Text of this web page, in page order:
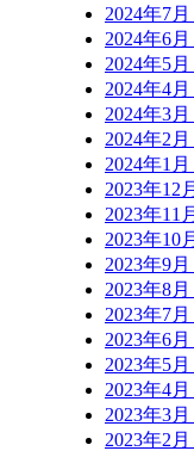
2024年7月
2024年6月
2024年5月
2024年4月
2024年3月
2024年2月
2024年1月
2023年12
2023年11
2023年10
2023年9月
2023年8月
2023年7月
2023年6月
2023年5月
2023年4月
2023年3月
2023年2月